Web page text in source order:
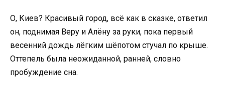
О, Киев? Красивый город, всё как в сказке, ответил
он, поднимая Веру и Алёну за руки, пока первый
весенний дождь лёгким шёпотом стучал по крыше.
Оттепель была неожиданной, ранней, словно
пробуждение сна.